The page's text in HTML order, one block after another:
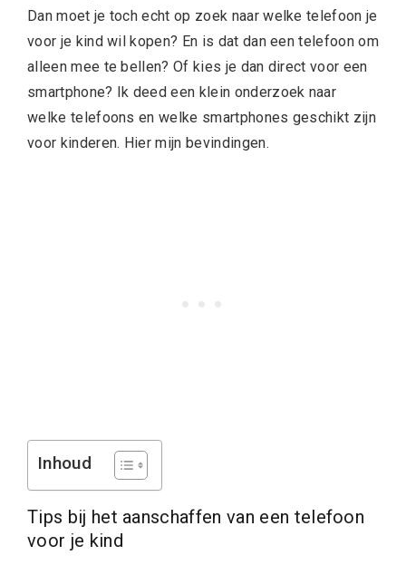
Dan moet je toch echt op zoek naar welke telefoon je
voor je kind wil kopen? En is dat dan een telefoon om
alleen mee te bellen? Of kies je dan direct voor een
smartphone? Ik deed een klein onderzoek naar
welke telefoons en welke smartphones geschikt zijn
voor kinderen. Hier mijn bevindingen.
Inhoud
Tips bij het aanschaffen van een telefoon
voor je kind